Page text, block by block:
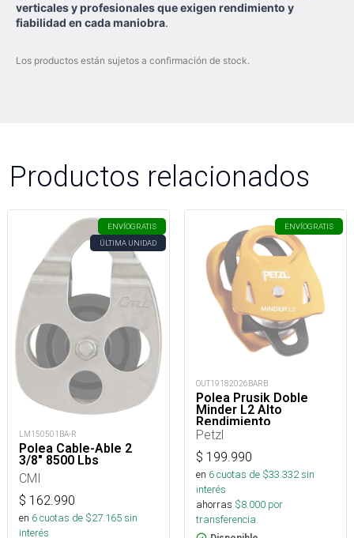
verticales y profesionales que exigen rendimiento y
fiabilidad en cada maniobra.
Los productos están sujetos a confirmación de stock.
Productos relacionados
ENVÍOGRATIS
ÚLTIMA UNIDAD
LM150501BA-R
Polea Cable-Able 2
3/8" 8500 Lbs
CMI
$ 162.990
en 6cuotas de $27.165sin
interés
ENVÍOGRATIS
OUT19182026BARB
Polea Prusik Doble
Minder L2 Alto
Rendimiento
Petzl
$ 199.990
en 6cuotas de $33.332sin
interés
ahorras $8.000 por
transferencia.